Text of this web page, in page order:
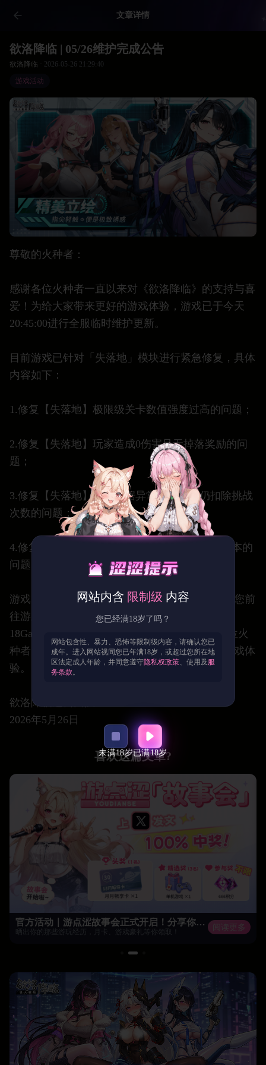
文章详情
欲洛降临 | 05/26维护完成公告
欲洛降临 · 2026-05-26 21:29:40
游戏活动
尊敬的火种者：
感谢各位火种者一直以来对《欲洛降临》的支持与喜
爱！为给大家带来更好的游戏体验，游戏已于今天
20:45:00进行全服临时维护更新。
目前游戏已针对「失落地」模块进行紧急修复，具体
内容如下：
1.修复【失落地】极限级关卡数值强度过高的问题；
2.修复【失落地】玩家造成0伤害且无掉落奖励的问
题；
3.修复【失落地】玩家数据异常导致白打仍扣除挑战
次数的问题；
4.修复【失落地】已达成解锁条件但无法进入副本的
问题。
游戏目前已完成维护，以上问题已全部修复，请您前
往游戏内领取补偿奖励。如有任何问题欢迎前往
18Game平台【客服支持】处联系我们，感谢各位火
种者的反馈与耐心等待！我们会继续努力提升游戏体
验。
欲洛降临运营团队
2026年5月26日
喜欢这篇文章?
官方活动｜游点涩故事会正式开启！分享你的故事，100%有奖！
晒出你的那些游玩经历，月卡、游戏豪礼等你领取！ 阅读更多
网站内含 限制级 内容
您已经满18岁了吗？
网站包含性、暴力、恐怖等限制级内容，请确认您已
成年。进入网站视同您已年满18岁，或超过您所在地
区法定成人年龄，并同意遵守隐私权政策、使用及 服
务条款。
未满18岁已满18岁